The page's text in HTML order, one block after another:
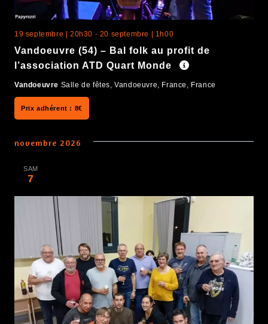
Vandoeuvre (54) – Bal folk au profit de
l’association ATD Quart Monde
19 septembre | 20h30 - 20 septembre | 1h00
Vandoeuvre Salle de fêtes, Vandoeuvre, France, France
8€
novembre 2026
SAM
7